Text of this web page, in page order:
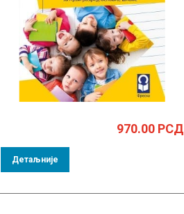
970.00РСД
Детаљније